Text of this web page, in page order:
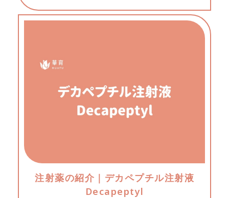
注射薬の紹介｜デカペプチル注射液
Decapeptyl